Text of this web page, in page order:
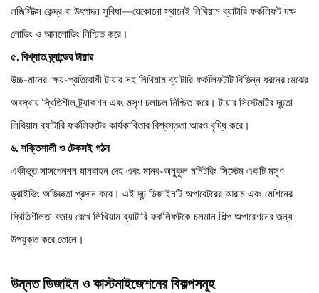
লজিস্টিক্স কেন্দ্র বা উৎপাদন সুবিধা—যেকোনো স্থানেই লিথিয়াম ব্যাটারি ফর্কলিফট দক্ষ
লোডিং ও আনলোডিং নিশ্চিত করে।
৫. বিখ্যাত ব্র্যান্ডের টায়ার
উচ্চ-মানের, ক্ষয়-প্রতিরোধী টায়ার সহ লিথিয়াম ব্যাটারি ফর্কলিফটটি বিভিন্ন ধরনের মেঝের
অবস্থায় স্থিতিশীল ট্র্যাকশন এবং মসৃণ চলাচল নিশ্চিত করে। টায়ার সিস্টেমটির দৃঢ়তা
লিথিয়াম ব্যাটারি ফর্কলিফটের কার্যকারিতার বিশ্বস্ততা আরও বৃদ্ধি করে।
৬. শক্তিশালী ও টেকসই গঠন
একীভূত সাসপেনশন যানবাহন দেহ এবং মানব-অনুকূল মনিটরিং সিস্টেম একটি মসৃণ
ড্রাইভিং অভিজ্ঞতা প্রদান করে। এই দৃঢ় ডিজাইনটি অপারেটরের আরাম এবং মেশিনের
স্থিতিশীলতা বজায় রেখে লিথিয়াম ব্যাটারি ফর্কলিফটকে চলমান শিল্প অপারেশনের জন্য
উপযুক্ত করে তোলে।
উন্নত ডিজাইন ও কাস্টমাইজেশনের বিকল্পসমূহ